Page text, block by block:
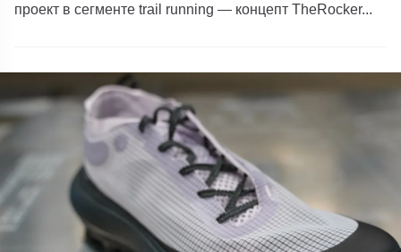
проект в сегменте trail running — концепт TheRocker...